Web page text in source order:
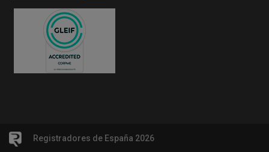
Registradores de España 2026